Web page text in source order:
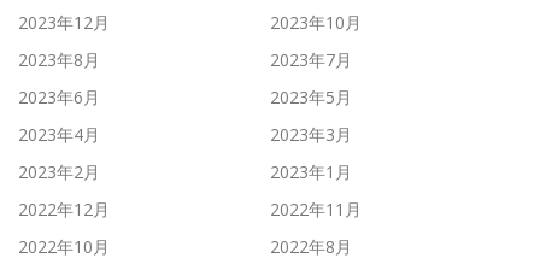
2023年12月
2023年10月
2023年8月
2023年7月
2023年6月
2023年5月
2023年4月
2023年3月
2023年2月
2023年1月
2022年12月
2022年11月
2022年10月
2022年8月